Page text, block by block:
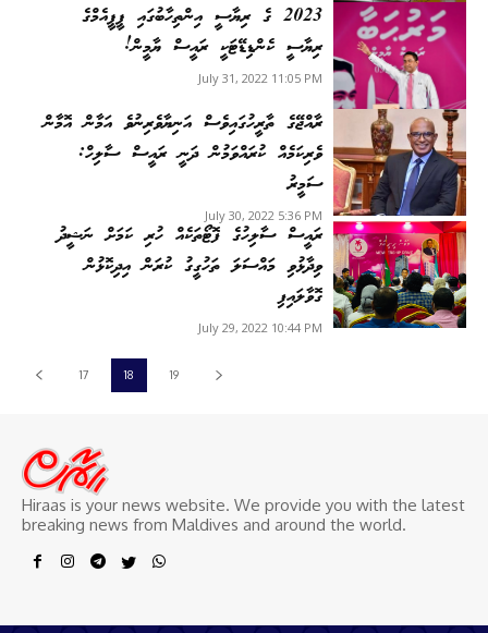
2023 ގެ ރިޔާސީ އިންތިހާބުގައި ޕީޕީއެމްގެ
ރިޔާސީ ކެންޑިޑޭޓަކީ ރައީސް ޔާމީން!
July 31, 2022 11:05 PM
ރާއްޖޭގެ ތާރީހުގައިވެސް އަނިޔާވެރިނުވެ އަމާން އޮމާން
ވެރިކަމެއް ކުރައްވަމުން ދަނީ ރައީސް ސާލިހް:
ސަމީރު
July 30, 2022 5:36 PM
ރައީސް ސާލިހުގެ ފޮޓޯތަކެއް ހުރި ކަމަށް ނަޝީދު
ވިދާޅުވި މައްސަލަ ތަހުގީގު ކުރަން އިދިކޮޅުން
ގޮވާލައިފި
July 29, 2022 10:44 PM
17 18 19
Hiraas is your news website. We provide you with the latest
breaking news from Maldives and around the world.